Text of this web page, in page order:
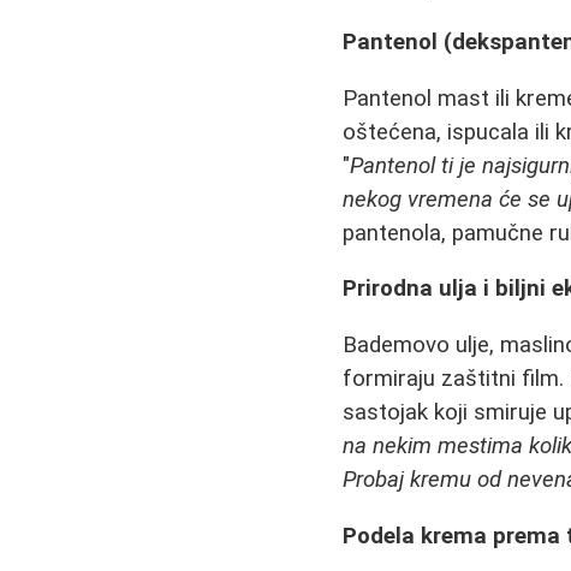
Pantenol
Pantenol mast ili
oštećena, ispucala ili
"Pantenol ti je
nekog vremena će se
pantenola, pamučne
Prirodna ulja i biljni
Bademovo ulje,
formiraju zaštitni film.
sastojak koji smiruje
na nekim mestima
Probaj kremu od
Podela krema